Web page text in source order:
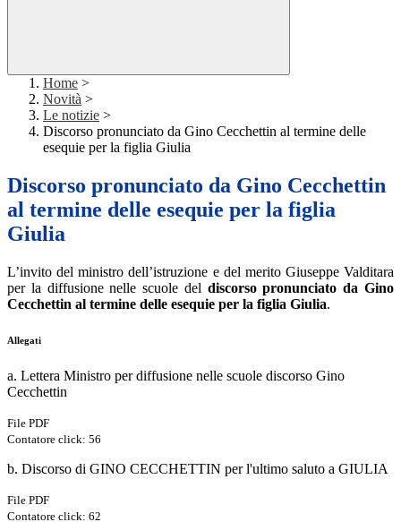
Home >
Novità >
Le notizie >
Discorso pronunciato da Gino Cecchettin al termine delle
esequie per la figlia Giulia
Discorso pronunciato da Gino Cecchettin
al termine delle esequie per la figlia
Giulia
L’invito del ministro dell’istruzione e del merito Giuseppe Valditara
per la diffusione nelle scuole del discorso pronunciato da Gino
Cecchettin al termine delle esequie per la figlia Giulia.
Allegati
a. Lettera Ministro per diffusione nelle scuole discorso Gino
Cecchettin
File PDF
Contatore click: 56
b. Discorso di GINO CECCHETTIN per l'ultimo saluto a GIULIA
File PDF
Contatore click: 62